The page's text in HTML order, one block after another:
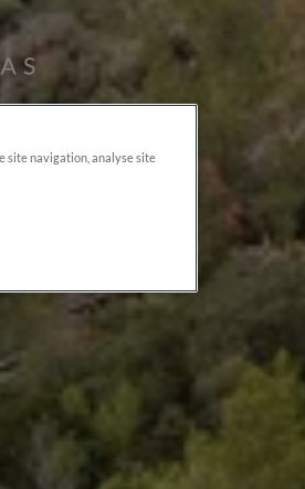
site navigation, analyse site